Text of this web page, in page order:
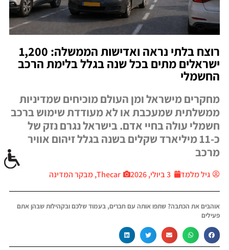
רוצח בלתי נראה ואדישות הממשלה: 1,200
ישראלים מתים בכל שנה בגלל בלימת הרכב
החשמלי
מחקרים מישראל ומן העולם מוכיחים שמדיניות
ממשלתית שמעכבת או לא מעודדת שימוש ברכב
חשמלי עולה בחיי אדם. בישראל נגרם נזק של
כ-11 מיליארד שקלים בשנה בגלל זיהום אוויר
מרכב
גיל מלמד 3 ביולי, 2026 Thecar, מבקר המדינה
אוהבים את הכתבה? שתפו אותה עם חברים, בעמוד שלכם ובקהילות שבהן אתם
פעילים